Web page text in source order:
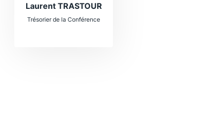
Laurent TRASTOUR
Trésorier de la Conférence